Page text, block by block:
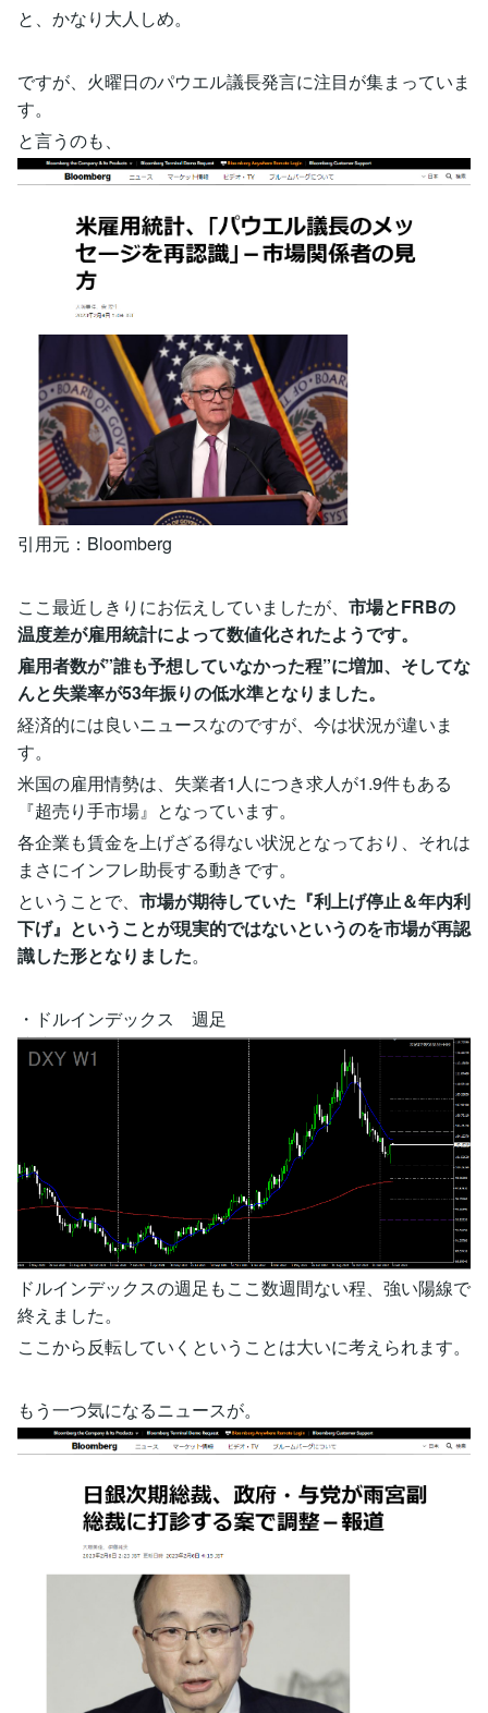
と、かなり大人しめ。
ですが、火曜日のパウエル議長発言に注目が集まっていま
す。
と言うのも、
引用元：Bloomberg
ここ最近しきりにお伝えしていましたが、 市場とFRBの
温度差が雇用統計によって数値化されたようです。
雇用者数が”誰も予想していなかった程”に増加、そしてな
んと失業率が53年振りの低水準となりました。
経済的には良いニュースなのですが、今は状況が違いま
す。
米国の雇用情勢は、失業者1人につき求人が1.9件もある
『超売り手市場』となっています。
各企業も賃金を上げざる得ない状況となっており、それは
まさにインフレ助長する動きです。
ということで、 市場が期待していた『利上げ停止＆年内利
下げ』ということが現実的ではないというのを市場が再認
識した形となりました。
・ドルインデックス 週足
ドルインデックスの週足もここ数週間ない程、強い陽線で
終えました。
ここから反転していくということは大いに考えられます。
もう一つ気になるニュースが。